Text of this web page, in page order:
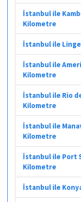
İstanbul ile
Kilometre
İstanbul ile
İstanbul ile
Kilometre
İstanbul ile Rio
Kilometre
İstanbul ile
Kilometre
İstanbul ile Port
Kilometre
İstanbul ile